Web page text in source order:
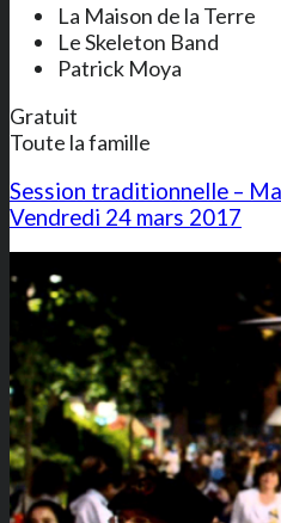
La Maison de la Terre
Le Skeleton Band
Patrick Moya
Gratuit
Toute la famille
Session traditionnelle –
Vendredi 24 mars 2017